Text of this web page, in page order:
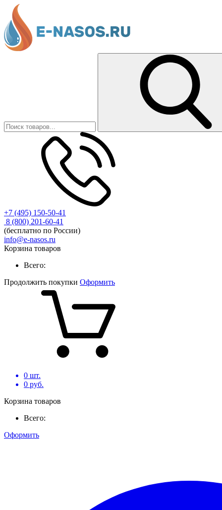
+7 (495) 150-50-41
8 (800) 201-60-41
(бесплатно по России)
info@e-nasos.ru
Корзина товаров
Всего:
Продолжить покупки Оформить
0 шт.
0 руб.
Корзина товаров
Всего:
Оформить